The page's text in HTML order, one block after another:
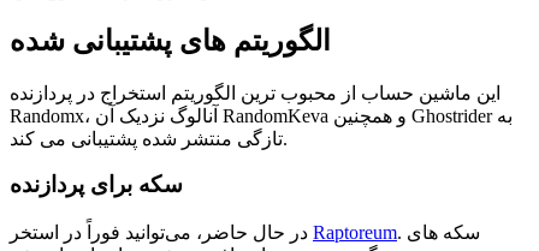
الگوریتم های پشتیبانی شده
این ماشین حساب از محبوب ترین الگوریتم استخراج در پردازنده
Randomx، آنالوگ نزدیک آن RandomKeva و همچنین Ghostrider به
تازگی منتشر شده پشتیبانی می کند.
سکه برای پردازنده
Raptoreum. سکه های